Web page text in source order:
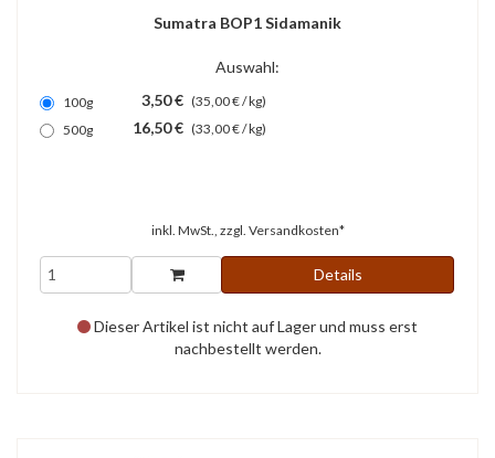
Sumatra BOP1 Sidamanik
Auswahl:
100g 3,50 € (35,00 € / kg)
500g
16,50 € (33,00 € / kg)
inkl. MwSt., zzgl. Versandkosten*
Details
Dieser Artikel ist nicht auf Lager und muss erst
nachbestellt werden.